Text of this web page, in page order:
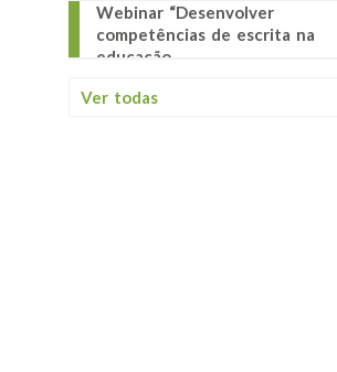
Webinar “Desenvolver
competências de escrita na
educação
Ver todas